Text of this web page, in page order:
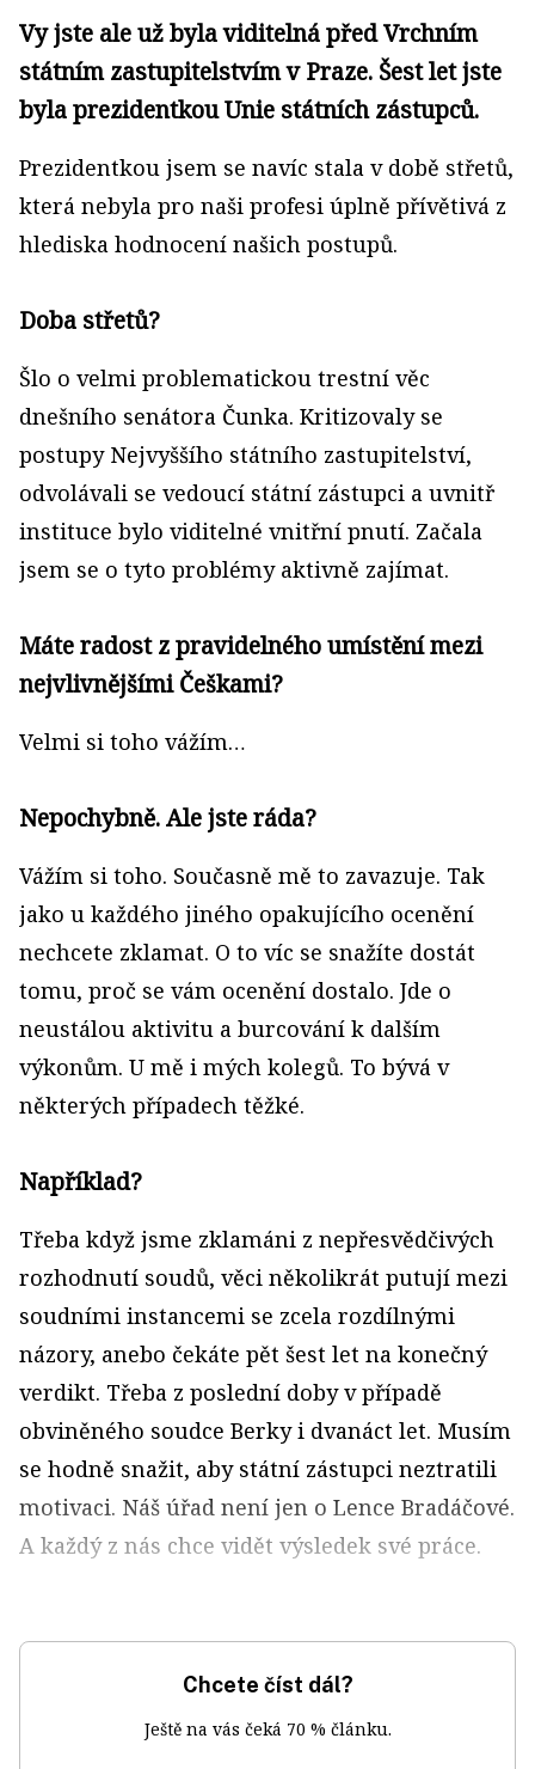
Vy jste ale už byla viditelná před Vrchním
státním zastupitelstvím v Praze. Šest let jste
byla prezidentkou Unie státních zástupců.
Prezidentkou jsem se navíc stala v době střetů,
která nebyla pro naši profesi úplně přívětivá z
hlediska hodnocení našich postupů.
Doba střetů?
Šlo o velmi problematickou trestní věc
dnešního senátora Čunka. Kritizovaly se
postupy Nejvyššího státního zastupitelství,
odvolávali se vedoucí státní zástupci a uvnitř
instituce bylo viditelné vnitřní pnutí. Začala
jsem se o tyto problémy aktivně zajímat.
Máte radost z pravidelného umístění mezi
nejvlivnějšími Češkami?
Velmi si toho vážím…
Nepochybně. Ale jste ráda?
Vážím si toho. Současně mě to zavazuje. Tak
jako u každého jiného opakujícího ocenění
nechcete zklamat. O to víc se snažíte dostát
tomu, proč se vám ocenění dostalo. Jde o
neustálou aktivitu a burcování k dalším
výkonům. U mě i mých kolegů. To bývá v
některých případech těžké.
Například?
Třeba když jsme zklamáni z nepřesvědčivých
rozhodnutí soudů, věci několikrát putují mezi
soudními instancemi se zcela rozdílnými
názory, anebo čekáte pět šest let na konečný
verdikt. Třeba z poslední doby v případě
obviněného soudce Berky i dvanáct let. Musím
se hodně snažit, aby státní zástupci neztratili
motivaci. Náš úřad není jen o Lence Bradáčové.
A každý z nás chce vidět výsledek své práce.
Chcete číst dál?
Ještě na vás čeká 70 % článku.